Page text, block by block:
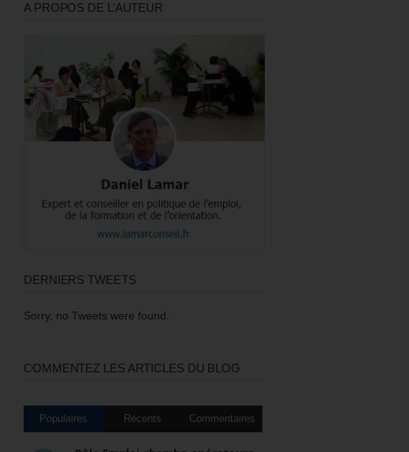
A PROPOS DE L’AUTEUR
DERNIERS TWEETS
Sorry, no Tweets were found.
COMMENTEZ LES ARTICLES DU BLOG
Populaires Récents Commentaires